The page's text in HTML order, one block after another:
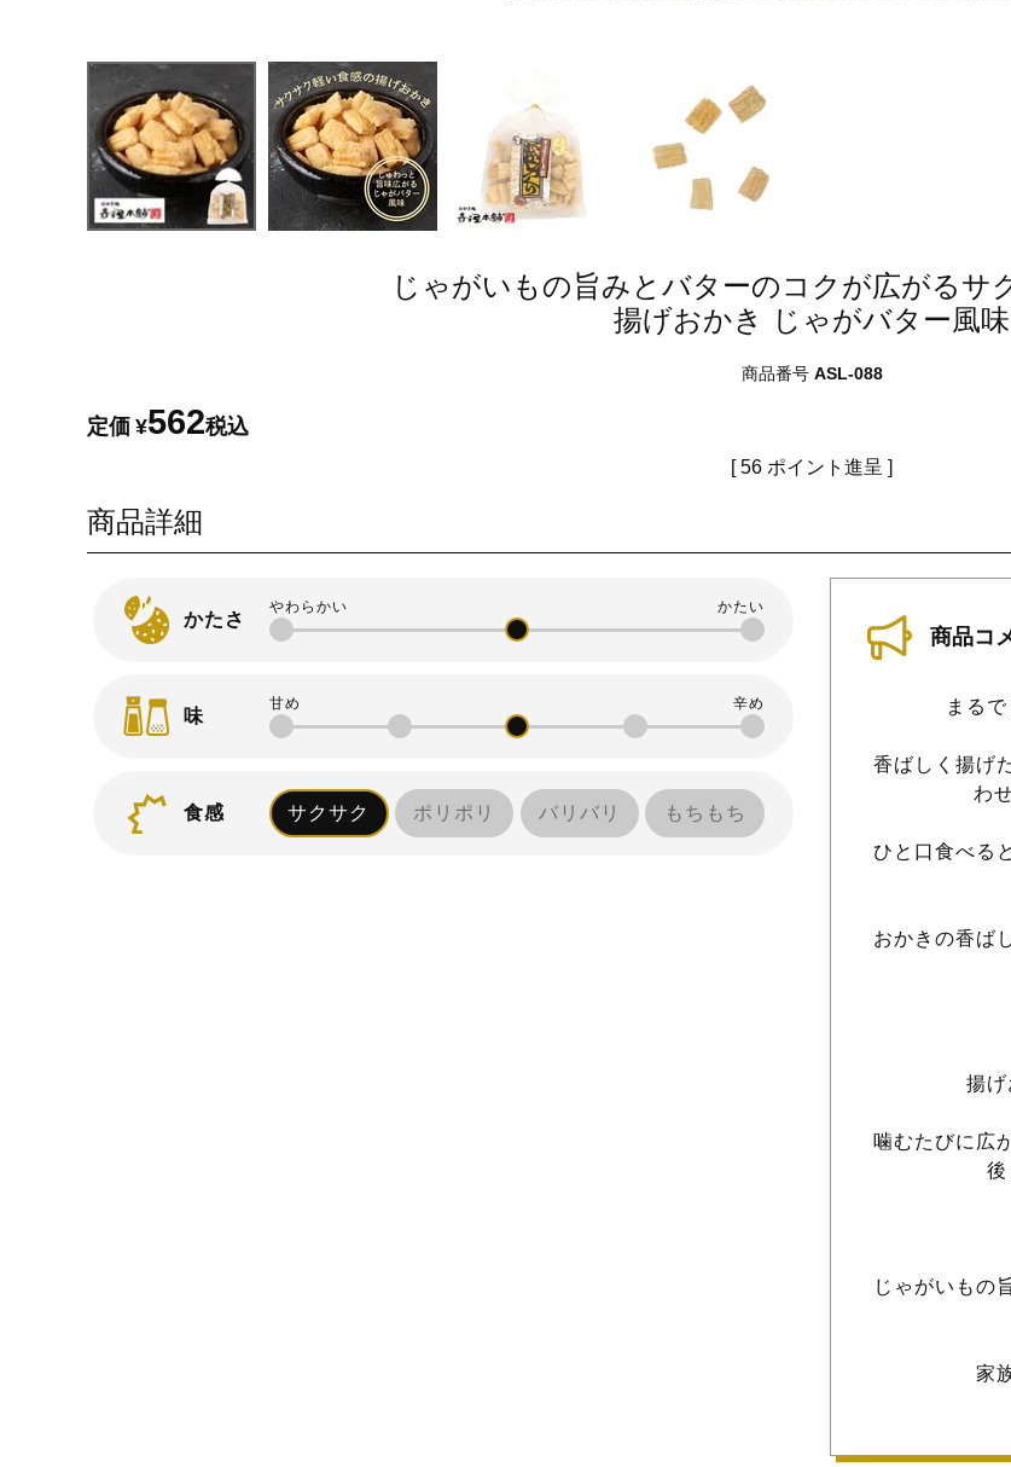
じゃがいもの旨みとバターのコクが広がるサ
揚げおかき じゃがバター風味
商品番号 ASL-088
定価 ¥562税込
[ 56 ポイント進呈 ]
商品詳細
かたさ
味
食感 サクサク ポリポリ バリバリ もちもち
商品コ
まる
香ばしく揚げ
わ
ひと口食べる
おかきの香ば
揚げ
噛むたびに広
後
じゃがいもの
家